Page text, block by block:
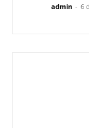
admin - 6